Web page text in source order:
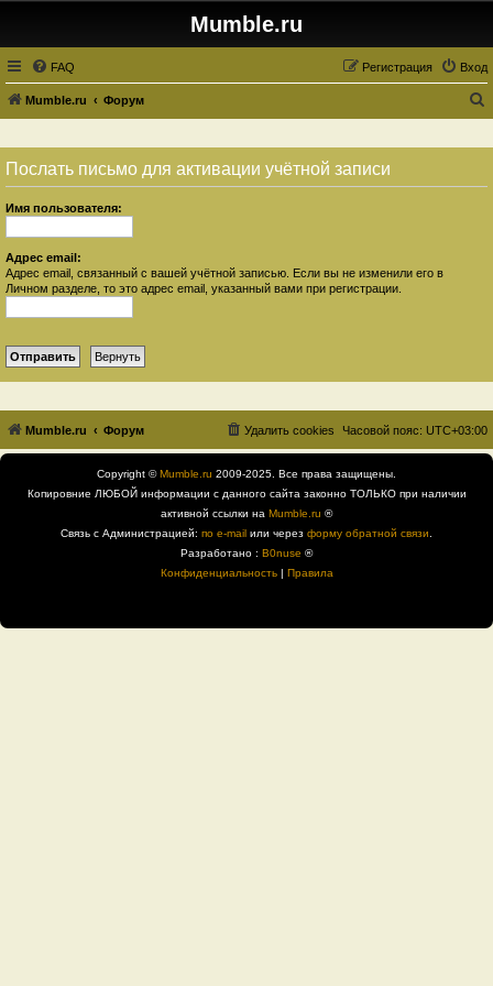
Mumble.ru
FAQ Вход
Регистрация
Mumble.ru Форум
и
Послать письмо для активации учётной записи
Имя пользователя:
Адрес email:
Адрес email, связанный с вашей учётной записью. Если вы не изменили его в
Личном разделе, то это адрес email, указанный вами при регистрации.
Mumble.ru Форум Часовой пояс: UTC+03:00
Удалить cookies
Copyright ©Mumble.ru 2009-2025. Все права защищены.
Копировние ЛЮБОЙ информации с данного сайта законно ТОЛЬКО при наличии
активной ссылки на Mumble.ru ®
Связь с Администрацией: по e-mail или через форму обратной связи
Разработано : B0nuse ®
Конфиденциальность| Правила